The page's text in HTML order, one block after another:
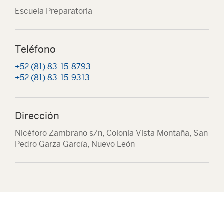
Escuela Preparatoria
Teléfono
+52 (81) 83-15-8793
+52 (81) 83-15-9313
Dirección
Nicéforo Zambrano s/n, Colonia Vista Montaña, San
Pedro Garza García, Nuevo León